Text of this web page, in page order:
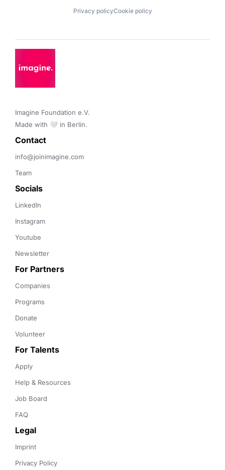
Privacy policyCookie policy
Imagine Foundation e.V.
Made with 🤍 in Berlin.
Contact
info@joinimagine.com
Team
Socials
LinkedIn
Instagram
Youtube
Newsletter
For Partners
Companies
Programs
Donate
Volunteer
For Talents
Apply
Help & Resources
Job Board
FAQ
Legal
Imprint
Privacy Policy